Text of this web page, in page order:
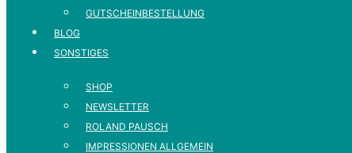
GUTSCHEINBESTELLUNG
BLOG
SONSTIGES
SHOP
NEWSLETTER
ROLAND PAUSCH
IMPRESSIONEN ALLGEMEIN